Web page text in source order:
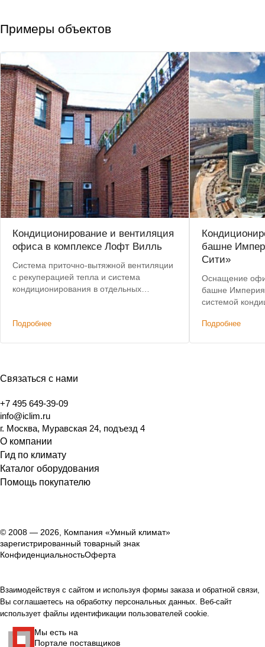
Примеры объектов
Кондиционирование и вентиляция
офиса в комплексе Лофт Вилль
Система приточно-вытяжной вентиляции
с рекуперацией тепла и система
кондиционирования в отдельных
Подробнее
башне
Сити»
Оснащение
башне
системой
Подробнее
Связаться с нами
+7 495 649-39-09
info@iclim.ru
г. Москва, Муравская 24, подъезд 4
О компании
Гид по климату
Каталог оборудования
Помощь покупателю
© 2008 — 2026, Компания «Умный климат»
зарегистрированный товарный знак
КонфиденциальностьОферта
Взаимодействуя с сайтом и используя формы заказа и обратной связи,
Вы соглашаетесь на обработку персональных данных. Веб-сайт
использует файлы идентификации пользователей cookie.
Мы есть на
Портале поставщиков